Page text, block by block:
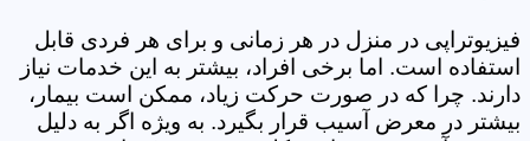
فیزیوتراپی در منزل در هر زمانی و برای هر فردی قابل
استفاده است. اما برخی افراد، بیشتر به این خدمات نیاز
دارند. چرا که در صورت حرکت زیاد، ممکن است بیمار،
بیشتر در معرض آسیب قرار بگیرد. به ویژه اگر به دلیل